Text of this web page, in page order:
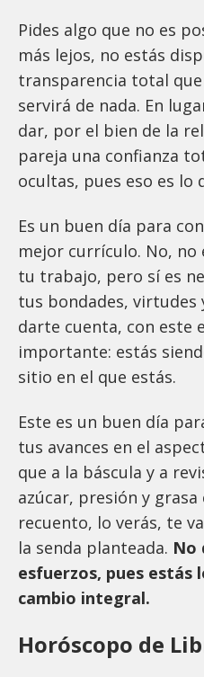
Pides algo que no es
más lejos, no estás
transparencia total
servirá de nada. En
dar, por el bien de la
pareja una confianza
ocultas, pues eso es lo
Es un buen día para
mejor currículo. No, no
tu trabajo, pero sí es
tus bondades, virtudes
darte cuenta, con este
importante: estás
sitio en el que estás.
Este es un buen día
tus avances en el
que a la báscula y a
azúcar, presión y
recuento, lo verás, te
la senda planteada. No
esfuerzos, pues estás
cambio integral.
Horóscopo de